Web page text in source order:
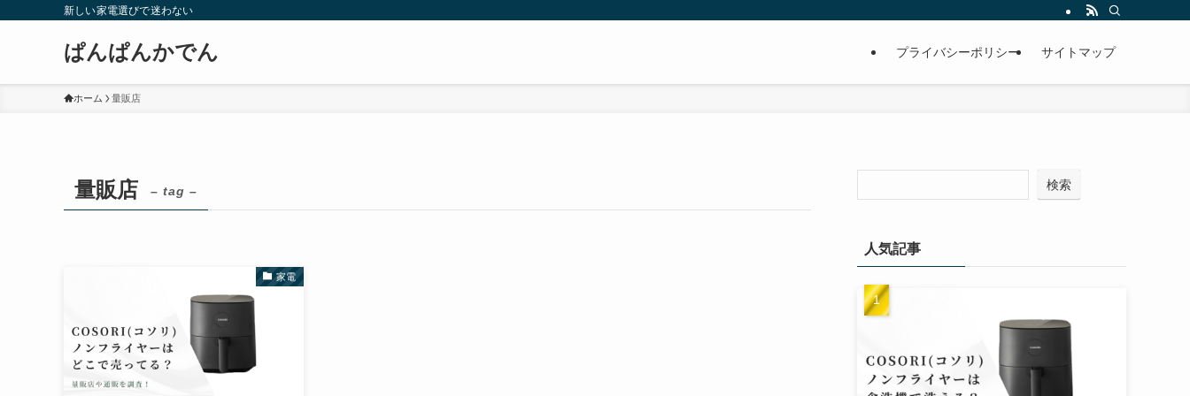
新しい家電選びで迷わない
ぱんぱんかでん プライバシーポリシー サイトマップ
ホーム 量販店
量販店 – tag –
家電
検索
人気記事